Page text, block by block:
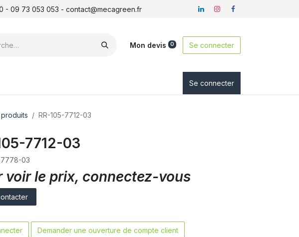
- 09 73 053 053 - contact@mecagreen.fr
Mon devis 0 Se connecter
Se connecter
RR-105-7712-03
7712-03
7778-03
voir le prix, connectez-vous
Demander une ouverture de compte client